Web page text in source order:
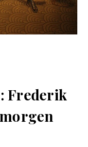
Frederik